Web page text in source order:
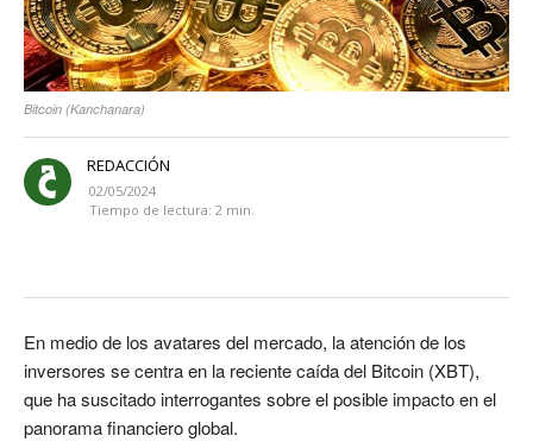
Bitcoin (Kanchanara)
REDACCIÓN
02/05/2024
Tiempo de lectura: 2 min.
En medio de los avatares del mercado, la atención de los
inversores se centra en la reciente caída del Bitcoin (XBT),
que ha suscitado interrogantes sobre el posible impacto en el
panorama financiero global.